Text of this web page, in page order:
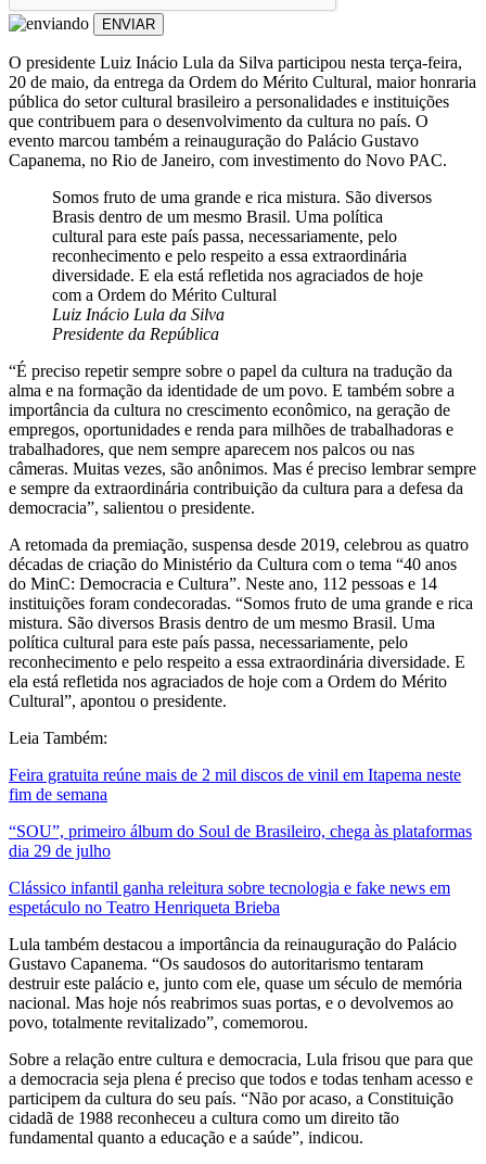
ENVIAR
O presidente Luiz Inácio Lula da Silva participou nesta terça-feira,
20 de maio, da entrega da Ordem do Mérito Cultural, maior honraria
pública do setor cultural brasileiro a personalidades e instituições
que contribuem para o desenvolvimento da cultura no país. O
evento marcou também a reinauguração do Palácio Gustavo
Capanema, no Rio de Janeiro, com investimento do Novo PAC.
Somos fruto de uma grande e rica mistura. São diversos
Brasis dentro de um mesmo Brasil. Uma política
cultural para este país passa, necessariamente, pelo
reconhecimento e pelo respeito a essa extraordinária
diversidade. E ela está refletida nos agraciados de hoje
com a Ordem do Mérito Cultural
Luiz Inácio Lula da Silva
Presidente da República
“É preciso repetir sempre sobre o papel da cultura na tradução da
alma e na formação da identidade de um povo. E também sobre a
importância da cultura no crescimento econômico, na geração de
empregos, oportunidades e renda para milhões de trabalhadoras e
trabalhadores, que nem sempre aparecem nos palcos ou nas
câmeras. Muitas vezes, são anônimos. Mas é preciso lembrar sempre
e sempre da extraordinária contribuição da cultura para a defesa da
democracia”, salientou o presidente.
A retomada da premiação, suspensa desde 2019, celebrou as quatro
décadas de criação do Ministério da Cultura com o tema “40 anos
do MinC: Democracia e Cultura”. Neste ano, 112 pessoas e 14
instituições foram condecoradas. “Somos fruto de uma grande e rica
mistura. São diversos Brasis dentro de um mesmo Brasil. Uma
política cultural para este país passa, necessariamente, pelo
reconhecimento e pelo respeito a essa extraordinária diversidade. E
ela está refletida nos agraciados de hoje com a Ordem do Mérito
Cultural”, apontou o presidente.
Leia Também:
Feira gratuita reúne mais de 2 mil discos de vinil em Itapema neste
fim de semana
“SOU”, primeiro álbum do Soul de Brasileiro, chega às plataformas
dia 29 de julho
Clássico infantil ganha releitura sobre tecnologia e fake news em
espetáculo no Teatro Henriqueta Brieba
Lula também destacou a importância da reinauguração do Palácio
Gustavo Capanema. “Os saudosos do autoritarismo tentaram
destruir este palácio e, junto com ele, quase um século de memória
nacional. Mas hoje nós reabrimos suas portas, e o devolvemos ao
povo, totalmente revitalizado”, comemorou.
Sobre a relação entre cultura e democracia, Lula frisou que para que
a democracia seja plena é preciso que todos e todas tenham acesso e
participem da cultura do seu país. “Não por acaso, a Constituição
cidadã de 1988 reconheceu a cultura como um direito tão
fundamental quanto a educação e a saúde”, indicou.